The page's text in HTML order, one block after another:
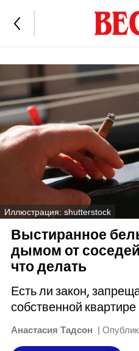
Иллюстрация: shutterstock
Выстиранное
дымом от
что делать
Есть ли закон,
собственной
Анастасия Тадсон |